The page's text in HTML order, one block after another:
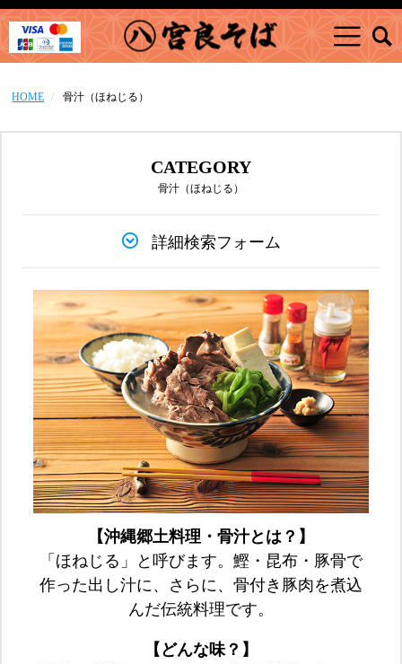
HOME 骨汁（ほねじる）
CATEGORY
骨汁（ほねじる）
詳細検索フォーム
【沖縄郷土料理・骨汁とは？】
「ほねじる」と呼びます。鰹・昆布・豚骨で
作った出し汁に、さらに、骨付き豚肉を煮込
んだ伝統料理です。
【どんな味？】